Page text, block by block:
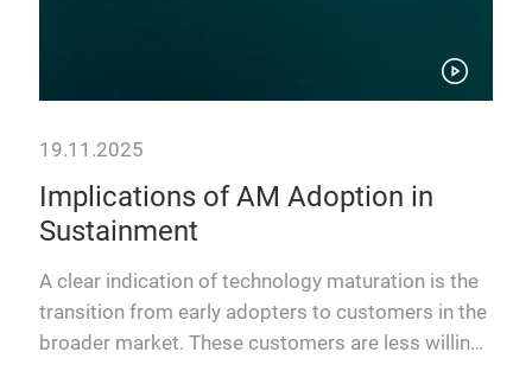
19.11.2025
Implications of AM Adoption in
Sustainment
A clear indication of technology maturation is the
transition from early adopters to customers in the
broader market. These customers are less willing